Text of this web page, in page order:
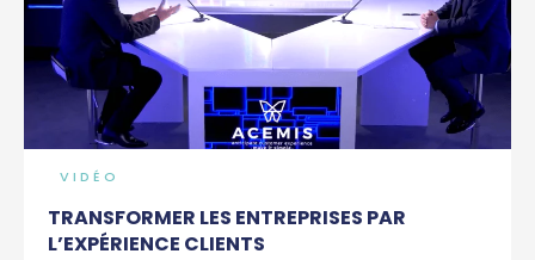
VIDÉO
TRANSFORMER LES ENTREPRISES PAR
L’EXPÉRIENCE CLIENTS